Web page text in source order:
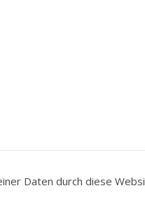
Daten durch diese